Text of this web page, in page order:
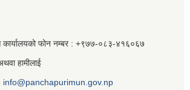
फोन नम्बर : +९७७-०८३‍-४१६०६७
info@panchapurimun.gov.np